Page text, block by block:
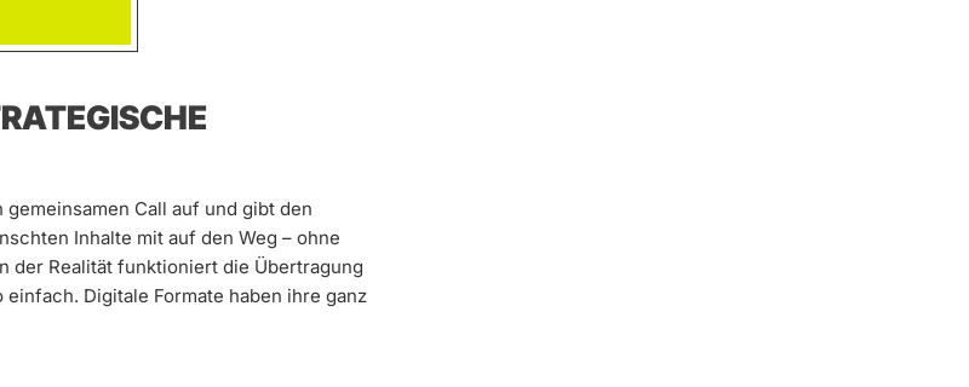
Call auf und gibt den
Inhalte mit auf den Weg – ohne
der Realität funktioniert die Übertragung
Digitale Formate haben ihre ganz